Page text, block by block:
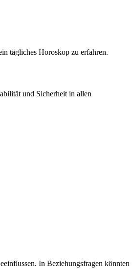
tägliches Horoskop zu erfahren.
und Sicherheit in allen
In Beziehungsfragen könnten